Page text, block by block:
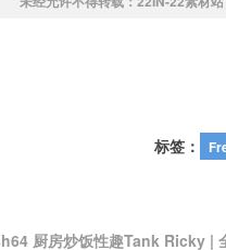
标签：
厨房炒饭性趣Tank Ricky |